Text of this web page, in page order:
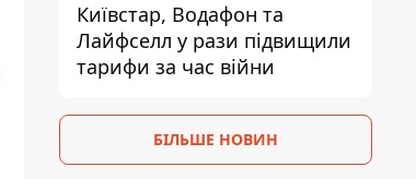
Київстар, Водафон та
Лайфселл у рази підвищили
тарифи за час війни
БІЛЬШЕ НОВИН